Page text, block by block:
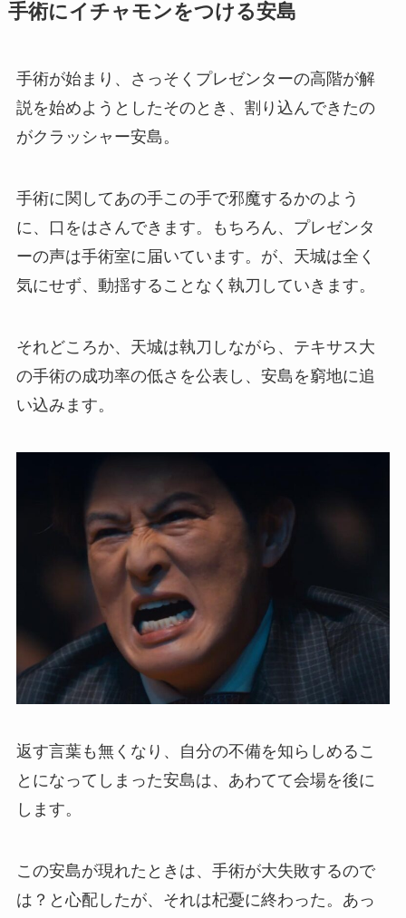
手術にイチャモンをつける安島
手術が始まり、さっそくプレゼンターの高階が解
説を始めようとしたそのとき、割り込んできたの
がクラッシャー安島。
手術に関してあの手この手で邪魔するかのよう
に、口をはさんできます。もちろん、プレゼンタ
ーの声は手術室に届いています。が、天城は全く
気にせず、動揺することなく執刀していきます。
それどころか、天城は執刀しながら、テキサス大
の手術の成功率の低さを公表し、安島を窮地に追
い込みます。
返す言葉も無くなり、自分の不備を知らしめるこ
とになってしまった安島は、あわてて会場を後に
します。
この安島が現れたときは、手術が大失敗するので
は？と心配したが、それは杞憂に終わった。あっ